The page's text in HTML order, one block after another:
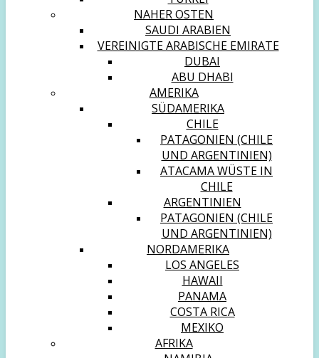
NAHER OSTEN
SAUDI ARABIEN
VEREINIGTE ARABISCHE EMIRATE
DUBAI
ABU DHABI
AMERIKA
SÜDAMERIKA
CHILE
PATAGONIEN (CHILE
UND ARGENTINIEN)
ATACAMA WÜSTE IN
CHILE
ARGENTINIEN
PATAGONIEN (CHILE
UND ARGENTINIEN)
NORDAMERIKA
LOS ANGELES
HAWAII
PANAMA
COSTA RICA
MEXIKO
AFRIKA